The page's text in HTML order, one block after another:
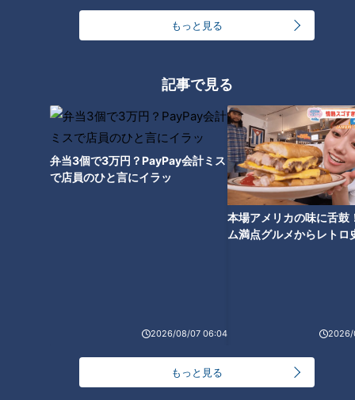
もっと見る
記事で見る
弁当3個で3万円？PayPay会計ミス
で店員のひと言にイラッ
2026/08/07 06:04
本場アメリカの味に舌鼓
ム満点グルメからレトロ
2026/
もっと見る
ましょう。匂いは満足と結びつきやすいため、食欲を抑える効
果が期待できます。さらに、思い切り匂いをかぐ行為は深呼吸
ンが分泌されるため、食べたい欲求を抑えてくれます。
・外食をする場合はヤセた人と行く
脳には、ミラーニューロンといって目の前の人の動作や考えを
自分に写し取る脳細胞があります。そのため、ヤセた人と食事
をすると、食べるスピードや量が自然とヤセた人と同じにな
・食欲が強くなったら食べる以外の行動を取る
に結び付きにくくなり食欲を抑える事ができます。別の事に意